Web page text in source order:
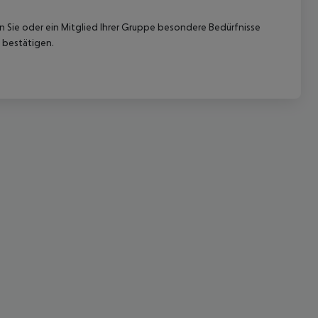
oder ein Mitglied Ihrer Gruppe besondere Bedürfnisse
bestätigen.